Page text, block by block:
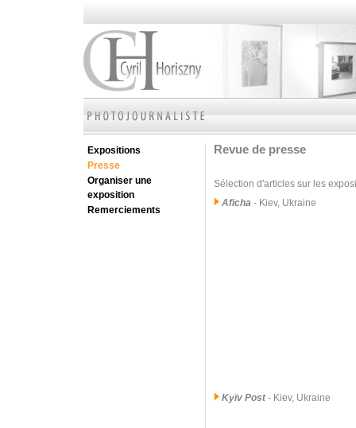
Expositions
Presse
Organiser une
exposition
Remerciements
Revue de presse
Sélection d'articles sur les
Aficha - Kiev, Ukraine
Kyïv Post- Kiev, Ukraine